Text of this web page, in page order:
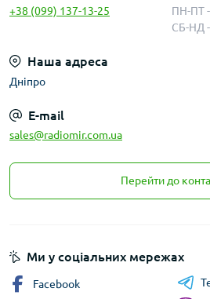
+38 (099) 137-13-25
ПН-ПТ -
СБ-НД -
Наша адреса
Дніпро
E-mail
sales@radiomir.com.ua
Перейти до
Ми у соціальних мережах
Facebook